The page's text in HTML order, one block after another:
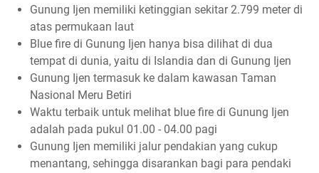
Gunung Ijen memiliki ketinggian sekitar 2.799 meter di
atas permukaan laut
Blue fire di Gunung Ijen hanya bisa dilihat di dua
tempat di dunia, yaitu di Islandia dan di Gunung Ijen
Gunung Ijen termasuk ke dalam kawasan Taman
Nasional Meru Betiri
Waktu terbaik untuk melihat blue fire di Gunung Ijen
adalah pada pukul 01.00 - 04.00 pagi
Gunung Ijen memiliki jalur pendakian yang cukup
menantang, sehingga disarankan bagi para pendaki